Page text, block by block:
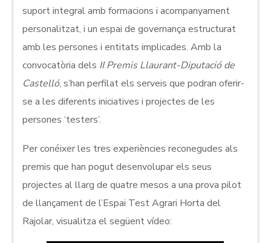
suport integral amb formacions i acompanyament
personalitzat, i un espai de governança estructurat
amb les persones i entitats implicades. Amb la
convocatòria dels II Premis Llaurant-Diputació de
Castelló, s’han perfilat els serveis que podran oferir-
se a les diferents iniciatives i projectes de les
persones ‘testers’.
Per conéixer les tres experiències reconegudes als
premis que han pogut desenvolupar els seus
projectes al llarg de quatre mesos a una prova pilot
de llançament de l’Espai Test Agrari Horta del
Rajolar, visualitza el següent vídeo: